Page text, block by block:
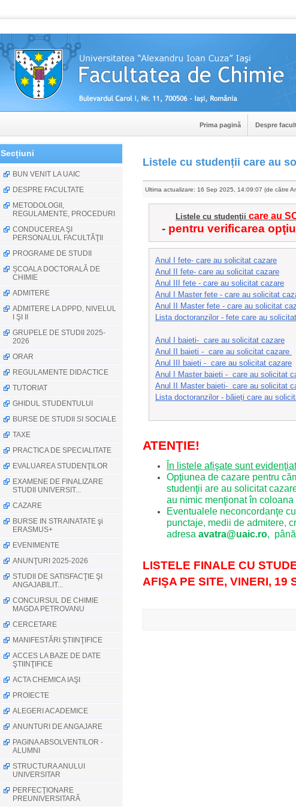
Prima pagină Despre
Secțiuni
BUN VENIT LA UAIC
DESPRE FACULTATE
METODOLOGII,
REGULAMENTE, PROCEDURI
CONDUCEREA ŞI
PERSONALUL FACULTĂŢII
PROGRAME DE STUDII
ȘCOALA DOCTORALĂ DE
CHIMIE
ADMITERE
ADMITERE LA DPPD, NIVELUL
I ŞI II
GRUPELE DE STUDII 2025-
2026
ORAR
REGULAMENTE DIDACTICE
TUTORIAT
GHIDUL STUDENTULUI
BURSE DE STUDII SI SOCIALE
TAXE
PRACTICA DE SPECIALITATE
EVALUAREA STUDENŢILOR
EXAMENE DE FINALIZARE
STUDII UNIVERSIT...
CAZARE
BURSE IN STRAINATATE şi
ERASMUS+
EVENIMENTE
ANUNŢURI 2025-2026
STUDII DE SATISFACŢIE ŞI
ANGAJABILIT...
CONCURSUL DE CHIMIE
MAGDA PETROVANU
CERCETARE
MANIFESTĂRI ŞTIINŢIFICE
ACCES LA BAZE DE DATE
ŞTIINŢIFICE
ACTA CHEMICA IAŞI
PROIECTE
ALEGERI ACADEMICE
ANUNTURI DE ANGAJARE
PAGINA ABSOLVENTILOR -
ALUMNI
STRUCTURA ANULUI
UNIVERSITAR
PERFECŢIONARE
PREUNIVERSITARĂ
Listele cu studenții care au
Ultima actualizare: 16 Sep 2025, 14:09:07 (de către
Listele cu studenţii care au
- pentru verificarea
Anul I fete- care au solicitat cazare
Anul II fete- care au solicitat cazare
Anul III fete - care au solicitat cazare
Anul I Master fete - care au solicitat
Anul II Master fete - care au solicitat
Lista doctoranzilor - fete care au
Anul I baieti- care au solicitat cazare
Anul II baieti - care au solicitat cazare
Anul III baieti - care au solicitat cazare
Anul I Master baieti - care au solicitat
Anul II Master baieti- care au solicitat
Lista doctoranzilor - băieți care au
ATENŢIE!
În listele afişate sunt
Opţiunea de cazare pentru
studenţii are au solicitat
au nimic menţionat în coloana
Eventualele neconcordanţe
punctaje, medii de admitere,
adresa avatra@uaic.ro,
LISTELE FINALE CU
AFIŞA PE SITE, VINERI, 19